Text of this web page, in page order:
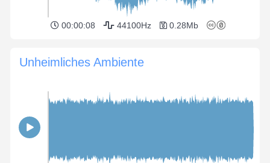
00:00:08 44100Hz 0.28Mb
Unheimliches Ambiente